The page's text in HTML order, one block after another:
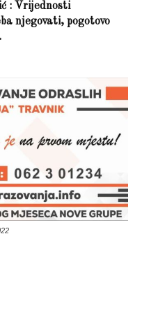
: Vrijednosti
njegovati, pogotovo